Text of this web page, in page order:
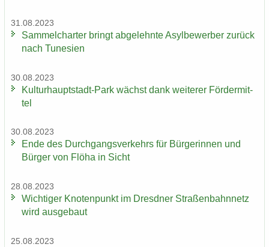
31.08.2023
Sam­mel­char­ter bringt ab­ge­lehn­te Asyl­be­wer­ber zu­rück
nach Tu­ne­si­en
30.08.2023
Kulturhauptstadt-​Park wächst dank wei­te­rer För­der­mit­
tel
30.08.2023
Ende des Durch­gangs­ver­kehrs für Bür­ge­rin­nen und
Bür­ger von Flöha in Sicht
28.08.2023
Wich­ti­ger Kno­ten­punkt im Dresd­ner Stra­ßen­bahn­netz
wird aus­ge­baut
25.08.2023